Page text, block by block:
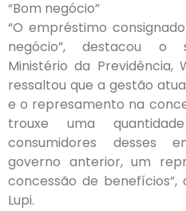
“Bom negócio”
“O empréstimo
negócio”, destacou o
Ministério da Previdência,
ressaltou que a gestão
e o represamento na
trouxe uma
consumidores desses
governo anterior, um
concessão de
Lupi.